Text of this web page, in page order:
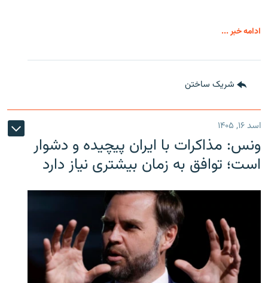
ادامه خبر ...
شریک ساختن
اسد ۱۶, ۱۴۰۵
ونس: مذاکرات با ایران پیچیده و دشوار
است؛ توافق به زمان بیشتری نیاز دارد